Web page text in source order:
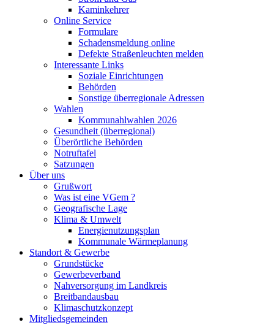
Kaminkehrer
Online Service
Formulare
Schadensmeldung online
Defekte Straßenleuchten melden
Interessante Links
Soziale Einrichtungen
Behörden
Sonstige überregionale Adressen
Wahlen
Kommunahlwahlen 2026
Gesundheit (überregional)
Überörtliche Behörden
Notruftafel
Satzungen
Über uns
Grußwort
Was ist eine VGem ?
Geografische Lage
Klima & Umwelt
Energienutzungsplan
Kommunale Wärmeplanung
Standort & Gewerbe
Grundstücke
Gewerbeverband
Nahversorgung im Landkreis
Breitbandausbau
Klimaschutzkonzept
Mitgliedsgemeinden